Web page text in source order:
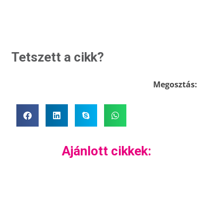
Tetszett a cikk?
Megosztás:
Ajánlott cikkek: